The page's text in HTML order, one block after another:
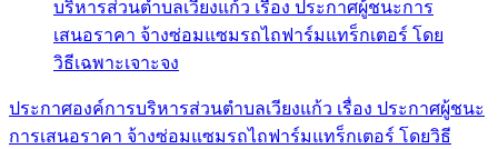
ประกาศองค์การบริหารส่วนตำบลเวียงแก้ว เรื่อง ประกาศผู้ชนะ
การเสนอราคา จ้างซ่อมแซมรถไถฟาร์มแทร็กเตอร์ โดยวิธี